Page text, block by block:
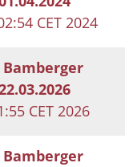
CET 2024
Bamberger
CET 2026
Bamberger